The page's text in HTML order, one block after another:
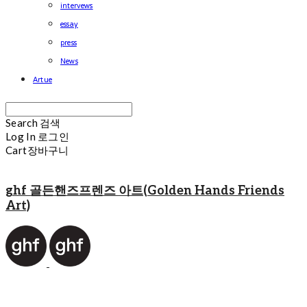
intervews
essay
press
News
Artue
Search 검색
Log In 로그인
Cart장바구니
ghf 골든핸즈프렌즈 아트(Golden Hands Friends
Art)